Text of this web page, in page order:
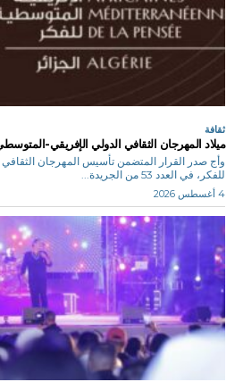
ثقافة
ميلاد المهرجان الثقافي الدولي الإفريقي-
وأج صدر القرار المتضمن تأسيس المهرجان
للفكر، في العدد 53 من الجريدة...
4 أغسطس 2026